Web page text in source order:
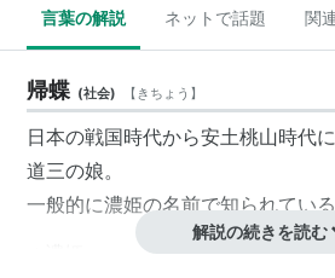
言葉の解説 ネットで話題 関
帰蝶 (社会) 【きちょう 】
日本の戦国時代から安土桃山時代
道三の娘。
一般的に濃姫の名前で知られている
解説の続きを読む